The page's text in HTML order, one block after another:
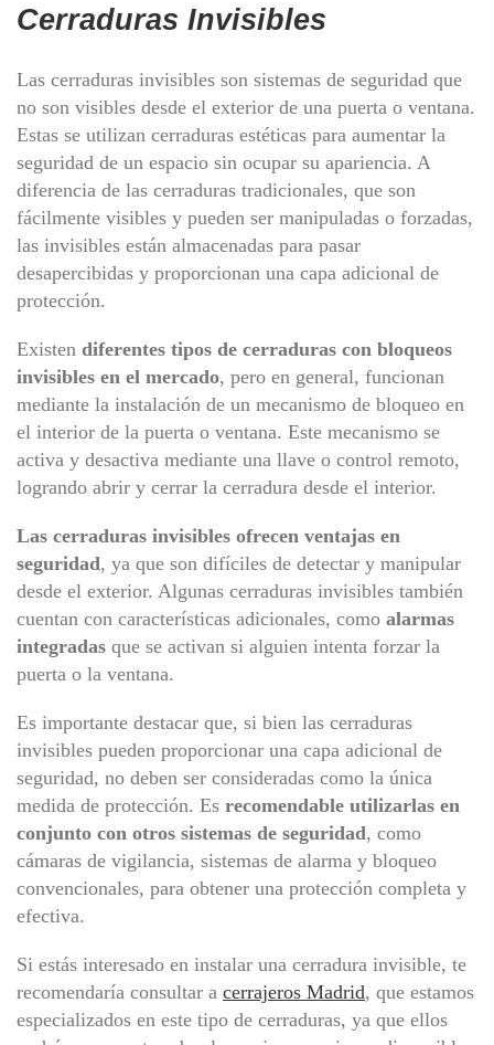
Cerraduras Invisibles
Las cerraduras invisibles son sistemas de seguridad que
no son visibles desde el exterior de una puerta o ventana.
Estas se utilizan cerraduras estéticas para aumentar la
seguridad de un espacio sin ocupar su apariencia. A
diferencia de las cerraduras tradicionales, que son
fácilmente visibles y pueden ser manipuladas o forzadas,
las invisibles están almacenadas para pasar
desapercibidas y proporcionan una capa adicional de
protección.
Existen diferentes tipos de cerraduras con bloqueos
invisibles en el mercado, pero en general, funcionan
mediante la instalación de un mecanismo de bloqueo en
el interior de la puerta o ventana. Este mecanismo se
activa y desactiva mediante una llave o control remoto,
logrando abrir y cerrar la cerradura desde el interior.
Las cerraduras invisibles ofrecen ventajas en
seguridad, ya que son difíciles de detectar y manipular
desde el exterior. Algunas cerraduras invisibles también
cuentan con características adicionales, como alarmas
integradas que se activan si alguien intenta forzar la
puerta o la ventana.
Es importante destacar que, si bien las cerraduras
invisibles pueden proporcionar una capa adicional de
seguridad, no deben ser consideradas como la única
medida de protección. Es recomendable utilizarlas en
conjunto con otros sistemas de seguridad, como
cámaras de vigilancia, sistemas de alarma y bloqueo
convencionales, para obtener una protección completa y
efectiva.
Si estás interesado en instalar una cerradura invisible, te
recomendaría consultar a cerrajeros Madrid, que estamos
especializados en este tipo de cerraduras, ya que ellos